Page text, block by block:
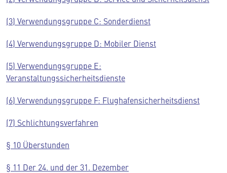
(3) Verwendungsgruppe C: Sonderdienst
(4) Verwendungsgruppe D: Mobiler Dienst
(5) Verwendungsgruppe E:
Veranstaltungssicherheitsdienste
(6) Verwendungsgruppe F: Flughafensicherheitsdienst
(7) Schlichtungsverfahren
§ 10 Überstunden
§ 11 Der 24. und der 31. Dezember